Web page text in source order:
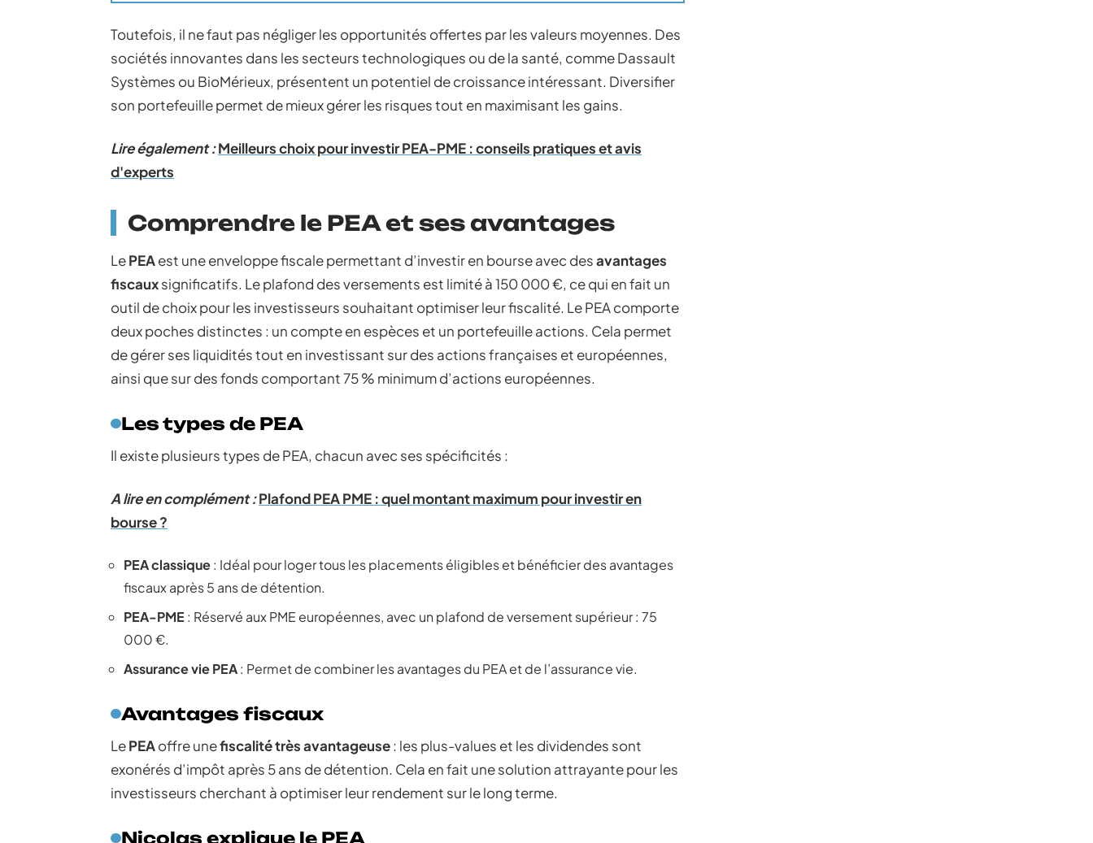
Toutefois, il ne faut pas négliger les opportunités offertes par les valeurs moyennes. Des
sociétés innovantes dans les secteurs technologiques ou de la santé, comme Dassault
Systèmes ou BioMérieux, présentent un potentiel de croissance intéressant. Diversifier
son portefeuille permet de mieux gérer les risques tout en maximisant les gains.
Lire également :Meilleurs choix pour investir PEA-PME : conseils pratiques et avis
d'experts
Comprendre le PEA et ses avantages
LePEAest une enveloppe fiscale permettant d’investir en bourse avec desavantages
fiscauxsignificatifs. Le plafond des versements est limité à 150 000 €, ce qui en fait un
outil de choix pour les investisseurs souhaitant optimiser leur fiscalité. Le PEA comporte
deux poches distinctes : un compte en espèces et un portefeuille actions. Cela permet
de gérer ses liquidités tout en investissant sur des actions françaises et européennes,
ainsi que sur des fonds comportant 75 % minimum d’actions européennes.
Les types de PEA
Il existe plusieurs types de PEA, chacun avec ses spécificités :
A lire en complément :Plafond PEA PME : quel montant maximum pour investir en
bourse ?
PEA classique: Idéal pour loger tous les placements éligibles et bénéficier des avantages
fiscaux après 5 ans de détention.
PEA-PME : Réservé aux PME européennes, avec un plafond de versement supérieur : 75
000 €.
Assurance vie PEA: Permet de combiner les avantages du PEA et de l’assurance vie.
Avantages fiscaux
LePEAoffre unefiscalité très avantageuse: les plus-values et les dividendes sont
exonérés d’impôt après 5 ans de détention. Cela en fait une solution attrayante pour les
investisseurs cherchant à optimiser leur rendement sur le long terme.
Nicolas explique le PEA